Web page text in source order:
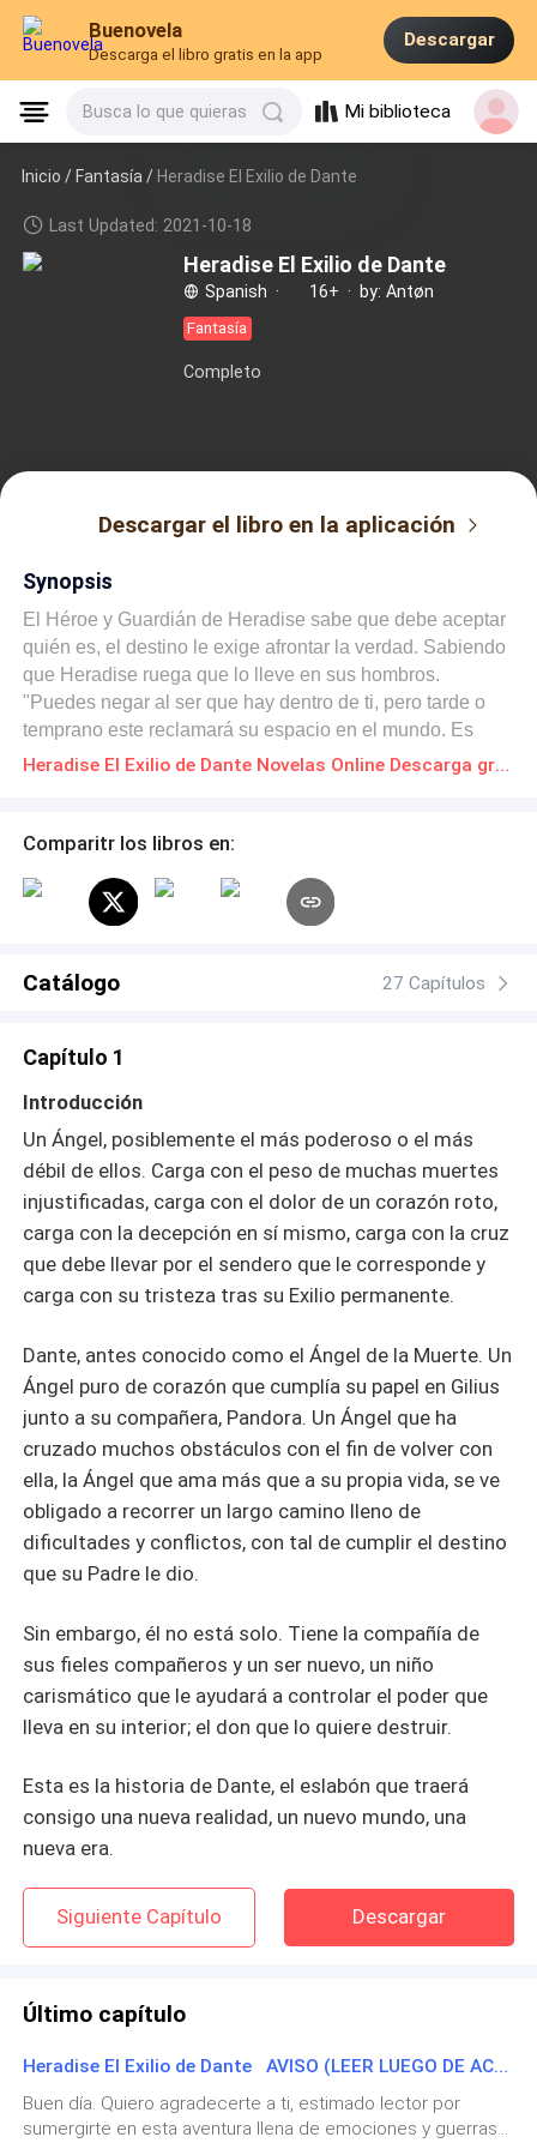
Buenovela
Descarga el libro gratis en la app
Descargar
Busca lo que quieras Mi biblioteca
Inicio /Fantasía / Heradise El Exilio de Dante
Last Updated: 2021-10-18
Heradise El Exilio de Dante
Spanish · 16+ · by: Antøn
Fantasía
Completo
Descargar el libro en la aplicación
Synopsis
El Héroe y Guardián de Heradise sabe que debe aceptar
quién es, el destino le exige afrontar la verdad. Sabiendo
que Heradise ruega que lo lleve en sus hombros.
"Puedes negar al ser que hay dentro de ti, pero tarde o
temprano este reclamará su espacio en el mundo. Es
algo que no puedes evitar por siempre."
Heradise El Exilio de Dante Novelas Online Descarga gratuita de PDF
Comparitr los libros en:
Catálogo 27 Capítulos
Capítulo 1
Introducción
Un Ángel, posiblemente el más poderoso o el más
débil de ellos. Carga con el peso de muchas muertes
injustificadas, carga con el dolor de un corazón roto,
carga con la decepción en sí mismo, carga con la cruz
que debe llevar por el sendero que le corresponde y
carga con su tristeza tras su Exilio permanente.
Dante, antes conocido como el Ángel de la Muerte. Un
Ángel puro de corazón que cumplía su papel en Gilius
junto a su compañera, Pandora. Un Ángel que ha
cruzado muchos obstáculos con el fin de volver con
ella, la Ángel que ama más que a su propia vida, se ve
obligado a recorrer un largo camino lleno de
dificultades y conflictos, con tal de cumplir el destino
que su Padre le dio.
Sin embargo, él no está solo. Tiene la compañía de
sus fieles compañeros y un ser nuevo, un niño
carismático que le ayudará a controlar el poder que
lleva en su interior; el don que lo quiere destruir.
Esta es la historia de Dante, el eslabón que traerá
consigo una nueva realidad, un nuevo mundo, una
nueva era.
Desplegar
Siguiente Capítulo Descargar
Último capítulo
Heradise El Exilio de Dante AVISO (LEER LUEGO DE ACABAR EL LIBRO)
Buen día. Quiero agradecerte a ti, estimado lector por
sumergirte en esta aventura llena de emociones y guerras